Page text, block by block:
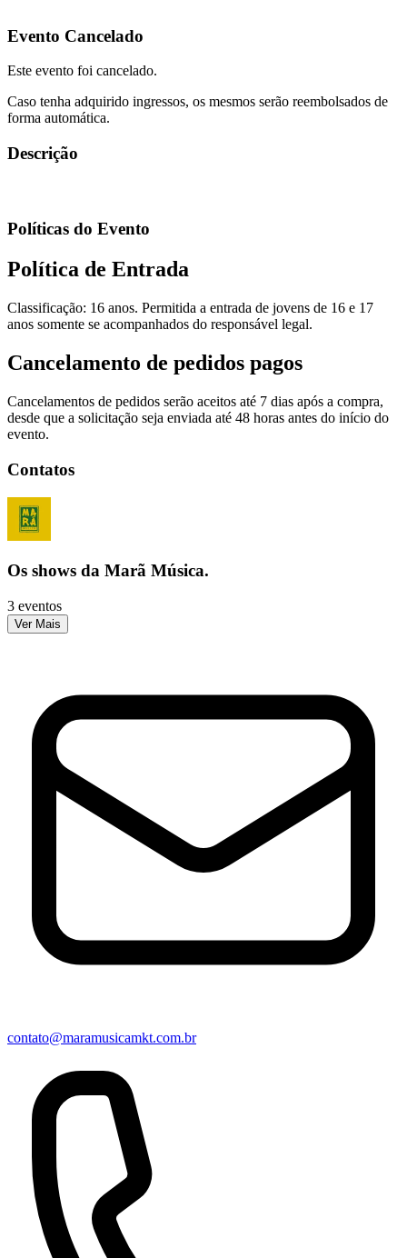
Evento Cancelado
Este evento foi cancelado.
Caso tenha adquirido ingressos, os mesmos serão reembolsados de
forma automática.
Descrição
Políticas do Evento
Política de Entrada
Classificação: 16 anos. Permitida a entrada de jovens de 16 e 17
anos somente se acompanhados do responsável legal.
Cancelamento de pedidos pagos
Cancelamentos de pedidos serão aceitos até 7 dias após a compra,
desde que a solicitação seja enviada até 48 horas antes do início do
evento.
Contatos
Os shows da Marã Música.
3 eventos
Ver Mais
contato@maramusicamkt.com.br